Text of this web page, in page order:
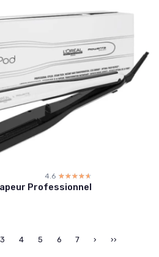
4.6 ☆☆☆☆☆
★★★★★
Professionnel
3 4 5 6 7 › ››